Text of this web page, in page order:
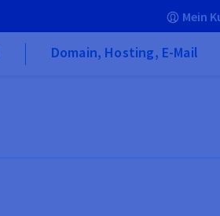
Mein
Domain, Hosting, E-Mail